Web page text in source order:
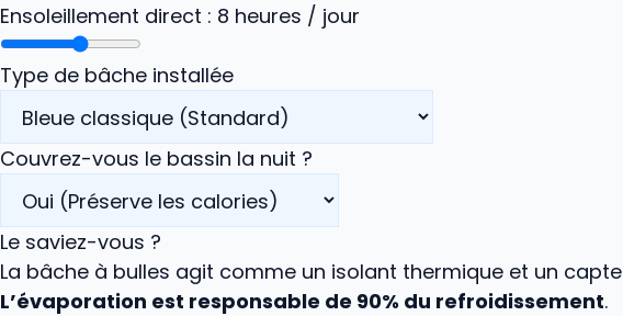
Ensoleillement direct : 8 heures / jour
Type de bâche installée
Couvrez-vous le bassin la nuit ?
Le saviez-vous ?
La bâche à bulles agit comme un isolant thermique et un
L’évaporation est responsable de 90% du refroidissement.